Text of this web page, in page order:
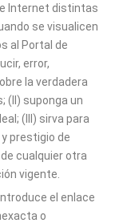
Internet distintas
se visualicen
al Portal de
error,
la verdadera
(II) suponga un
(III) sirva para
prestigio de
de cualquier otra
vigente.
el enlace
o